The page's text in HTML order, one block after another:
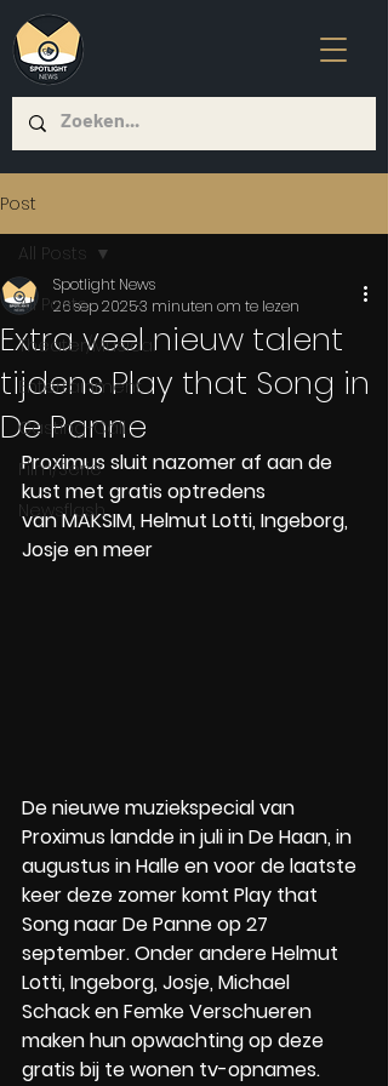
Post
All Posts
Theater/Musical
Entertainment
Casting-Call
Film/Serie
Newsflash
All Posts
Extra veel nieuw talent
tijdens Play that Song in
De Panne
Spotlight News
26 sep 20253 minuten om te lezen
Proximus sluit nazomer af aan de
kust met gratis optredens
van MAKSIM, Helmut Lotti, Ingeborg,
Josje en meer
De nieuwe muziekspecial van
Proximus landde in juli in De Haan, in
augustus in Halle en voor de laatste
keer deze zomer komt Play that
Song naar De Panne op 27
september. Onder andere Helmut
Lotti, Ingeborg, Josje, Michael
Schack en Femke Verschueren
maken hun opwachting op deze
gratis bij te wonen tv-opnames.